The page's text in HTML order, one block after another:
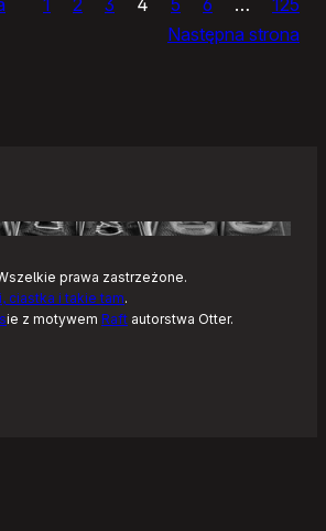
Następna strona
prawa zastrzeżone.
ciastka i takie tam.
ie z motywem Raft autorstwa Otter.